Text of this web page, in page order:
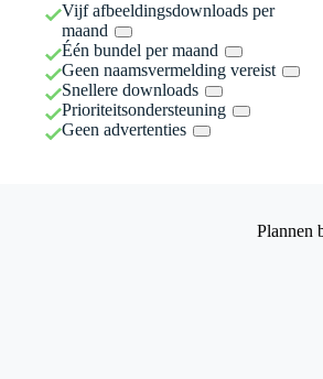
Vijf afbeeldingsdownloads per
maand
Één bundel per maand
Geen naamsvermelding vereist
Snellere downloads
Prioriteitsondersteuning
Geen advertenties
Plannen